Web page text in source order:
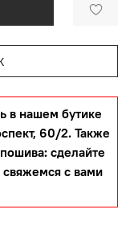
в нашем бутике
60/2. Также
сделайте
свяжемся с вами